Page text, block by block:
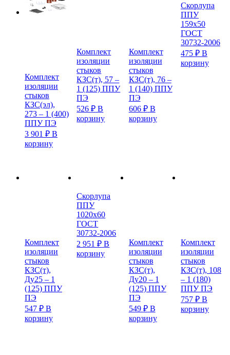
Комплект
изоляции
стыков
КЗС(эл),
273 – 1 (400)
ППУ ПЭ
3 901 ₽ В
корзину
Комплект
изоляции
стыков
КЗС(т), 57 –
1 (125) ППУ
ПЭ
526₽ В
корзину
Комплект
изоляции
стыков
КЗС(т), 76 –
1 (140) ППУ
ПЭ
606 ₽ В
корзину
Скорлупа
ППУ
159х50
ГОСТ
30732-2006
475 ₽ В
корзину
Комплект
изоляции
стыков
КЗС(т),
Ду25 – 1
(125) ППУ
ПЭ
547 ₽ В
корзину
Скорлупа
ППУ
1020х60
ГОСТ
30732-2006
2 951₽ В
корзину
Комплект
изоляции
стыков
КЗС(т),
Ду20 – 1
(125) ППУ
ПЭ
549 ₽ В
корзину
Комплект
изоляции
стыков
КЗС(т), 108
– 1 (180)
ППУ ПЭ
757 ₽ В
корзину